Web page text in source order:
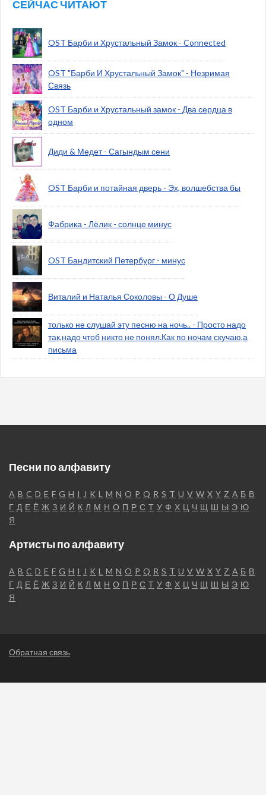
СЕЙЧАС ЧИТАЮТ
OST Барби и Хрустальный Замок - Connected
OST "Барби И Хрустальный Замок" - Незримая
Связь
OST Барби и Хрустальный замок - Два сердца в
одном
Диди & Медет - Сагындым сени
OST Барби и потайная дверь - Эх, волшебства бы
Фабрика - Лёлик - солнце минус
OST Бандитский Петербург - минус
Виталий и Наталья Соколовы - О Душе
только не слушай эту песню на ночь.. - Просто надо
так,надо чтоб никто не понял.Как по ночам скучаю,а
письма
Песни по алфавиту
A B C D E F G H I J K L M N O P Q R S T U V W X Y Z А Б В
Г Д Е Ё Ж З И Й К Л М Н О П Р С Т У Ф Х Ц Ч Щ Ш Ы Э Ю
Я
Артисты по алфавиту
A B C D E F G H I J K L M N O P Q R S T U V W X Y Z А Б В
Г Д Е Ё Ж З И Й К Л М Н О П Р С Т У Ф Х Ц Ч Щ Ш Ы Э Ю
Я
Обратная связь